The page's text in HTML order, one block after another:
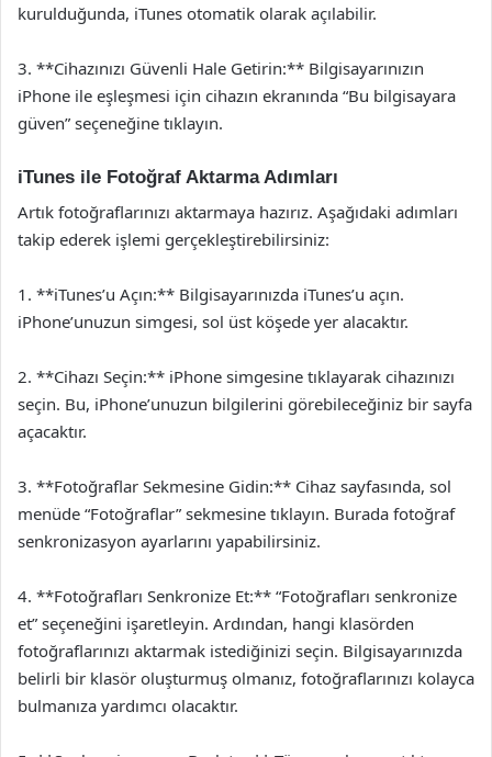
kurulduğunda, iTunes otomatik olarak açılabilir.
3. **Cihazınızı Güvenli Hale Getirin:** Bilgisayarınızın
iPhone ile eşleşmesi için cihazın ekranında “Bu bilgisayara
güven” seçeneğine tıklayın.
iTunes ile Fotoğraf Aktarma Adımları
Artık fotoğraflarınızı aktarmaya hazırız. Aşağıdaki adımları
takip ederek işlemi gerçekleştirebilirsiniz:
1. **iTunes’u Açın:** Bilgisayarınızda iTunes’u açın.
iPhone’unuzun simgesi, sol üst köşede yer alacaktır.
2. **Cihazı Seçin:** iPhone simgesine tıklayarak cihazınızı
seçin. Bu, iPhone’unuzun bilgilerini görebileceğiniz bir sayfa
açacaktır.
3. **Fotoğraflar Sekmesine Gidin:** Cihaz sayfasında, sol
menüde “Fotoğraflar” sekmesine tıklayın. Burada fotoğraf
senkronizasyon ayarlarını yapabilirsiniz.
4. **Fotoğrafları Senkronize Et:** “Fotoğrafları senkronize
et” seçeneğini işaretleyin. Ardından, hangi klasörden
fotoğraflarınızı aktarmak istediğinizi seçin. Bilgisayarınızda
belirli bir klasör oluşturmuş olmanız, fotoğraflarınızı kolayca
bulmanıza yardımcı olacaktır.